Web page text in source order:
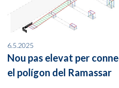
6.5.2025
Nou pas elevat per
el polígon del Ramassar